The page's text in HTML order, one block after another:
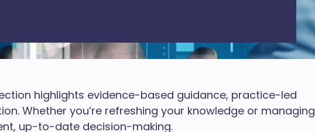
highlights evidence-based guidance, practice-led
Whether you’re refreshing your knowledge or managing
up-to-date decision-making.